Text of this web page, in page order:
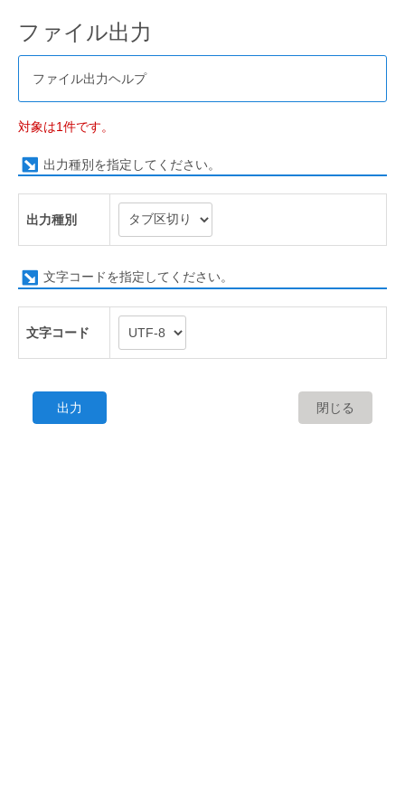
ファイル出力
ファイル出力ヘルプ
対象は1件です。
出力種別を指定してください。
出力種別
文字コードを指定してください。
文字コード